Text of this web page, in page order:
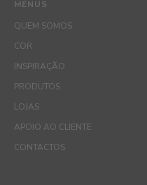
MENUS
QUEM SOMOS
COR
INSPIRAÇÃO
PRODUTOS
LOJAS
APOIO AO CLIENTE
CONTACTOS